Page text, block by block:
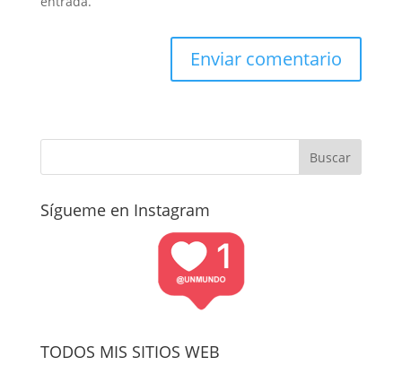
Sígueme en Instagram
TODOS MIS SITIOS WEB